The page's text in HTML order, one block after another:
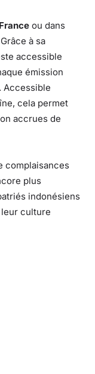
ou dans
à sa
accessible
émission
Accessible
cela permet
accrues de
complaisances
plus
indonésiens
culture